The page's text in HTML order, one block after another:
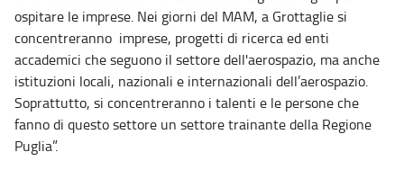
ospitare le imprese. Nei giorni del MAM, a Grottaglie si
concentreranno imprese, progetti di ricerca ed enti
accademici che seguono il settore dell'aerospazio, ma anche
istituzioni locali, nazionali e internazionali dell’aerospazio.
Soprattutto, si concentreranno i talenti e le persone che
fanno di questo settore un settore trainante della Regione
Puglia”.